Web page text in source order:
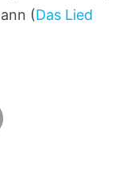
(Das Lied